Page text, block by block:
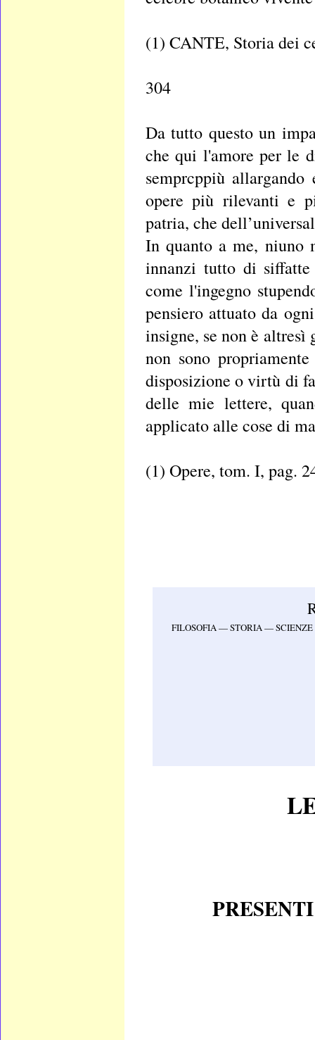
(1) CANTE, Storia dei
304
Da tutto questo un
che qui l'amore per le
semprcppiù
opere più rilevanti e
patria, che
In quanto a me, niuno
innanzi tutto di
come l'ingegno
pensiero attuato da
insigne, se non è altresì
non sono
disposizione o virtù di
delle mie lettere,
applicato alle cose di
(1) Opere, tom. I, pag.
FILOSOFIA — STORIA —